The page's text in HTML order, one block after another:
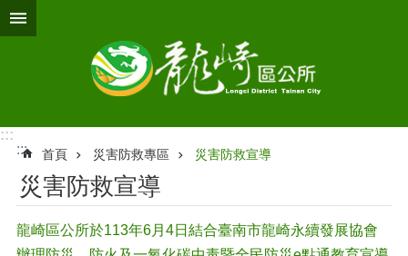
跳到主要內容區塊
:::
:::
首頁 災害防救專區 災害防救宣導
災害防救宣導
龍崎區公所於113年6月4日結合臺南市龍崎永續發展協會